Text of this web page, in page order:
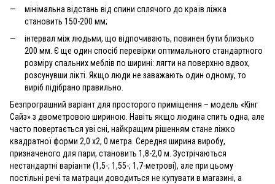
мінімальна відстань від спини сплячого до країв ліжка
становить 150-200 мм;
інтервал між людьми, що відпочивають, повинен бути близько
200 мм. Є ще один спосіб перевірки оптимального стандартного
розміру спальних меблів по ширині: лягти на поверхню вдвох,
розсунувши лікті. Якщо люди не заважають один одному, то
виріб підібрано правильно.
Безпрограшний варіант для просторого приміщення – модель «Кінг
Сайз» з двометровою шириною. Навіть якщо людина спить одна, але
часто повертається уві сні, найкращим рішенням стане ліжко
квадратної форми 2,0 х2, 0 метра. Середня ширина виробу,
призначеного для пари, становить 1,8-2,0 м. Зустрічаються
нестандартні варіанти (1,5-; 1,55-; 1,7-метрові), але при цьому
постільні речі та матраци доводиться не купувати в магазині, а